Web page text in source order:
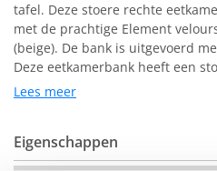
tafel. Deze stoere rechte
met de prachtige Element
(beige). De bank is uitgevoerd
Deze eetkamerbank heeft een
geschikt voor een industrieel als
De kleur op de foto kan per
werkelijkheid. Zeker weten dat
Lees meer
Eigenschappen